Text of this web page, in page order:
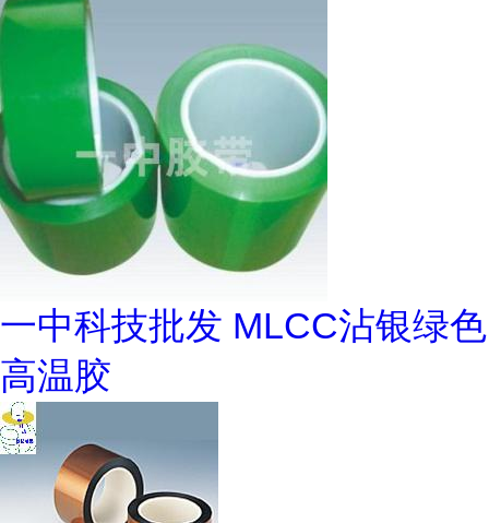
一中科技批发 MLCC沾银绿色
高温胶